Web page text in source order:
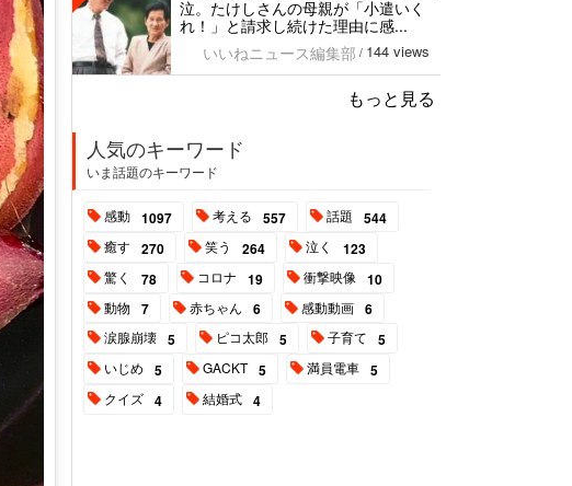
泣。たけしさんの母親が「小遣いく
れ！」と請求し続けた理由に感...
いいねニュース編集部 / 144 views
もっと見る
人気のキーワード
いま話題のキーワード
感動 1097 考える 557 話題 544
癒す 270 笑う 264 泣く 123
驚く 78 コロナ 19 衝撃映像 10
動物 7 赤ちゃん 6 感動動画 6
涙腺崩壊 5 ピコ太郎 5 子育て 5
いじめ 5 GACKT 5 満員電車 5
クイズ 4 結婚式 4